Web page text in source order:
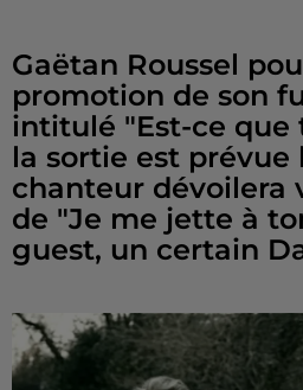
Gaëtan Roussel
promotion de son
intitulé "Est-ce que
la sortie est prévue
chanteur dévoilera
de "Je me jette à
guest, un certain